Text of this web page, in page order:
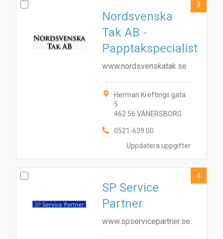
Uppdatera uppgifter
Nordsvenska
Tak AB -
Papptakspecialist
www.nordsvenskatak.se
Herman Kreftings gata
5
462 56 VÄNERSBORG
0521-639 00
3
SP Service
Partner
www.spservicepartner.se
4